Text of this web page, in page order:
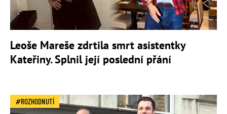
Leoše Mareše zdrtila smrt asistentky
Kateřiny. Splnil její poslední přání
ROZHODNUTÍ